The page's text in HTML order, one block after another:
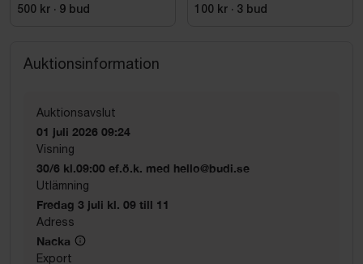
500 kr · 9 bud 100 kr · 3 bud
Auktionsinformation
Auktionsavslut
01 juli 2026 09:24
Visning
30/6 kl.09:00 ef.ö.k. med hello@budi.se
Utlämning
Fredag 3 juli kl. 09 till 11
Adress
Nacka
Export